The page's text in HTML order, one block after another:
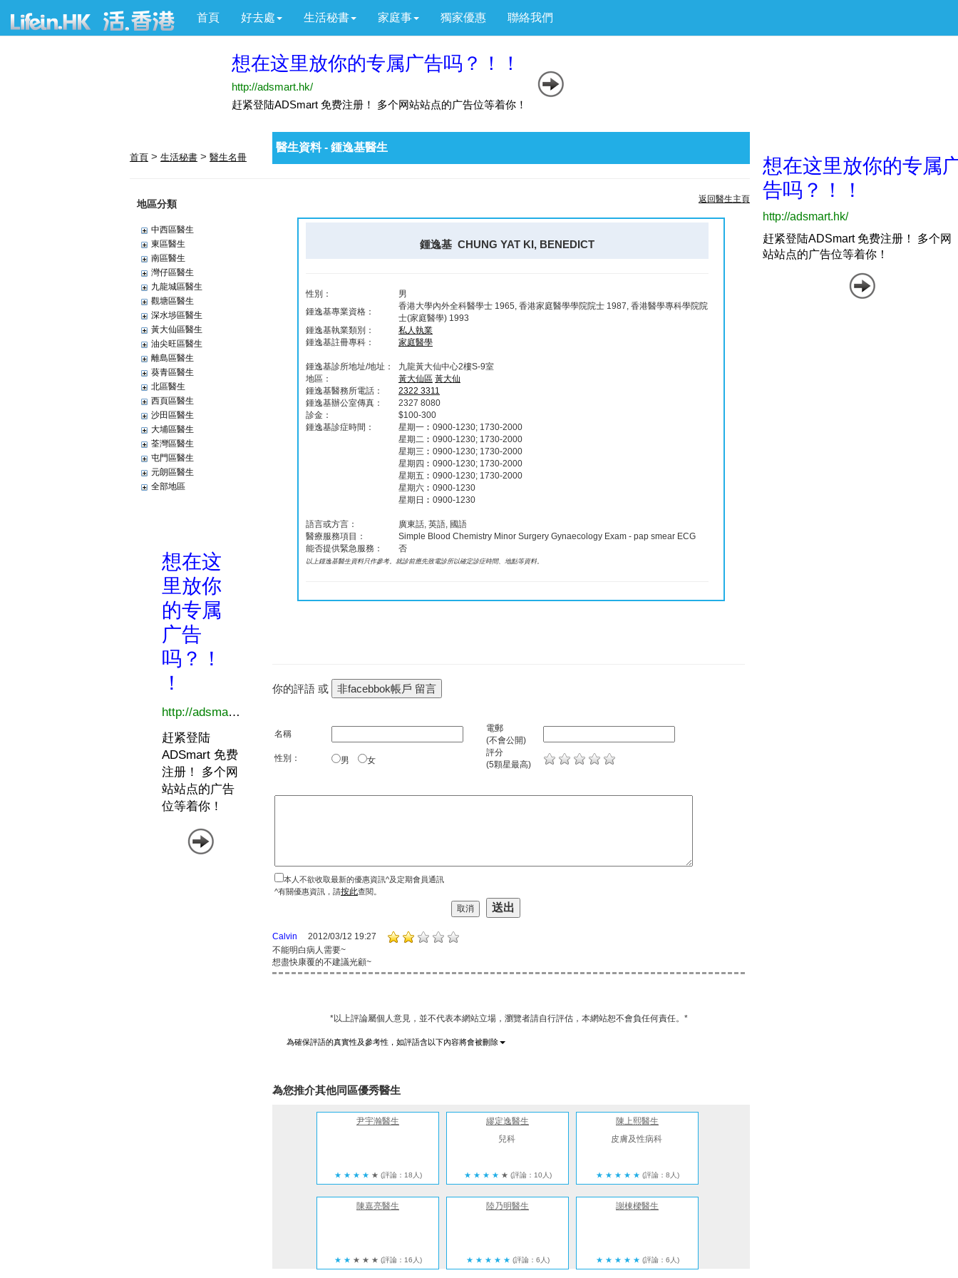
首頁 好去處 生活秘書 家庭事 獨家優惠 聯絡我們
首頁 > 生活秘書 > 醫生名冊
地區分類
中西區醫生
東區醫生
南區醫生
灣仔區醫生
九龍城區醫生
觀塘區醫生
深水埗區醫生
黃大仙區醫生
油尖旺區醫生
離島區醫生
葵青區醫生
北區醫生
西頁區醫生
沙田區醫生
大埔區醫生
荃灣區醫生
屯門區醫生
元朗區醫生
全部地區
醫生資料 - 鍾逸基醫生
返回醫生主頁
鍾逸基 CHUNG YAT KI, BENEDICT
性別：
男
鍾逸基專業資格：
香港大學內外全科醫學士 1965, 香港家庭醫學學院院士 1987, 香港醫學專科學院院
士(家庭醫學) 1993
鍾逸基執業類別：
私人執業
鍾逸基註冊專科：
家庭醫學
鍾逸基診所地址/地址：
九龍黃大仙中心2樓S-9室
地區：
黃大仙區 黃大仙
鍾逸基醫務所電話：
2322 3311
鍾逸基辦公室傳真：
2327 8080
診金：
$100-300
鍾逸基診症時間：
星期一︰0900-1230; 1730-2000
星期二︰0900-1230; 1730-2000
星期三︰0900-1230; 1730-2000
星期四︰0900-1230; 1730-2000
星期五︰0900-1230; 1730-2000
星期六︰0900-1230
星期日︰0900-1230
語言或方言：
廣東話, 英語, 國語
醫療服務項目：
Simple Blood Chemistry Minor Surgery Gynaecology Exam - pap smear ECG
能否提供緊急服務：
否
以上鍾逸基醫生資料只作參考。就診前應先致電診所以確定診症時間、地點等資料。
你的評語 或
名稱
電郵
(不會公開)
性別：
男 女
評分
(5顆星最高)
本人不欲收取最新的優惠資訊^及定期會員通訊
^有關優惠資訊，請按此查閱。
Calvin
2012/03/12 19:27
不能明白病人需要~
想盡快康覆的不建議光顧~
*以上評論屬個人意見，並不代表本網站立場，瀏覽者請自行評估，本網站恕不會負任何責任。*
為確保評語的真實性及參考性，如評語含以下內容將會被刪除
為您推介其他同區優秀醫生
尹宇瀚醫生
★ ★ ★ ★ ★ (評論：18人)
繆定逸醫生
兒科
★ ★ ★ ★ ★ (評論：10人)
陳上熙醫生
皮膚及性病科
★ ★ ★ ★ ★ (評論：8人)
陳嘉亮醫生
★ ★ ★ ★ ★ (評論：16人)
陸乃明醫生
★ ★ ★ ★ ★ (評論：6人)
謝棟樑醫生
★ ★ ★ ★ ★ (評論：6人)